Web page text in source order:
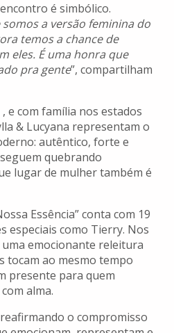
é simbólico.
a versão feminina do
temos a chance de
eles. É uma honra que
pra gente”, compartilham
e com família nos estados
& Lucyana representam o
autêntico, forte e
quebrando
lugar de mulher também é
Essência” conta com 19
especiais como Tierry. Nos
emocionante releitura
tocam ao mesmo tempo
presente para quem
alma.
o compromisso